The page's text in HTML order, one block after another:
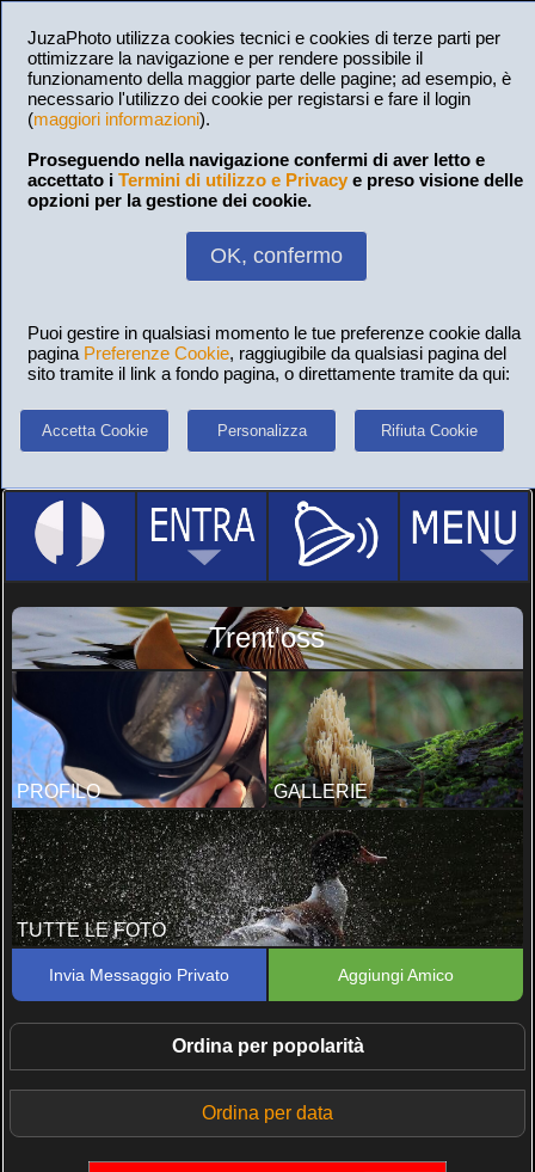
JuzaPhoto utilizza cookies tecnici e cookies di terze parti per
ottimizzare la navigazione e per rendere possibile il
funzionamento della maggior parte delle pagine; ad esempio, è
necessario l'utilizzo dei cookie per registarsi e fare il login
(maggiori informazioni).
Proseguendo nella navigazione confermi di aver letto e
accettato i Termini di utilizzo e Privacy e preso visione delle
opzioni per la gestione dei cookie.
OK, confermo
Puoi gestire in qualsiasi momento le tue preferenze cookie dalla
pagina Preferenze Cookie, raggiugibile da qualsiasi pagina del
sito tramite il link a fondo pagina, o direttamente tramite da qui:
Accetta Cookie Personalizza Rifiuta Cookie
Trent'oss
PROFILO GALLERIE
TUTTE LE FOTO
Invia Messaggio Privato Aggiungi Amico
Ordina per popolarità
Ordina per data